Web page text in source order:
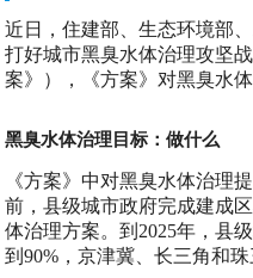
近日，住建部、生态环境部
打好城市黑臭水体治理攻坚
案》），《方案》对黑臭水
黑臭水体治理目标：做什么
《方案》中对黑臭水体治理
前，县级城市政府完成建成
体治理方案。到2025年，县
到90%，京津冀、长三角和